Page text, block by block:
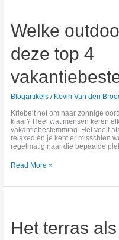
Welke
deze top 4
Blogartikels / Kevin Van den
Kriebelt het om naar zonnige
klaar? Heel wat mensen keren
vakantiebestemming. Het voelt
relaxed én je kent er misschien
regelmatig naar die bepaalde
past
bij
deze
top
4
vakantiebestemmingen?
Read More »
Het terras
nieuwe
hart